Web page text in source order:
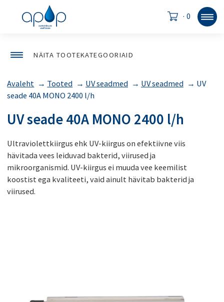
· 0
NÄITA TOOTEKATEGOORIAID
Avaleht → Tooted → UV seadmed → UV seadmed → UV
seade 40A MONO 2400 l/h
UV seade 40A MONO 2400 l/h
Ultraviolettkiirgus ehk UV-kiirgus on efektiivne viis
hävitada vees leiduvad bakterid, viirused ja
mikroorganismid. UV-kiirgus ei muuda vee keemilist
koostist ega kvaliteeti, vaid ainult hävitab bakterid ja
viirused.